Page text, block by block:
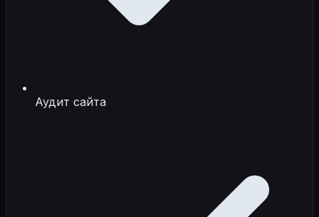
Аудит сайта